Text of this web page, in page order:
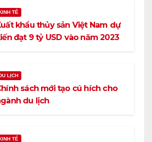
TẾ
khẩu thủy sản Việt Nam dự
đạt 9 tỷ USD vào năm 2023
LỊCH
sách mới tạo cú hích cho
du lịch
TẾ